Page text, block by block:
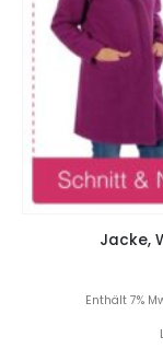
Jacke,
Enthält 7%